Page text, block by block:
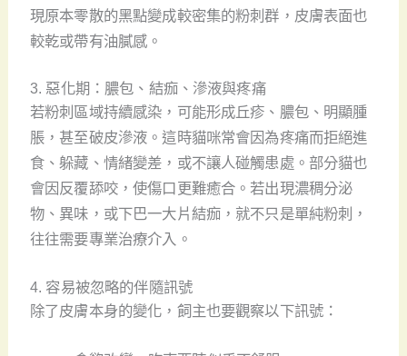
現原本零散的黑點變成較密集的粉刺群，皮膚表面也
較乾或帶有油膩感。
3. 惡化期：膿包、結痂、滲液與疼痛
若粉刺區域持續感染，可能形成丘疹、膿包、明顯腫
脹，甚至破皮滲液。這時貓咪常會因為疼痛而拒絕進
食、躲藏、情緒變差，或不讓人碰觸患處。部分貓也
會因反覆舔咬，使傷口更難癒合。若出現濃稠分泌
物、異味，或下巴一大片結痂，就不只是單純粉刺，
往往需要專業治療介入。
4. 容易被忽略的伴隨訊號
除了皮膚本身的變化，飼主也要觀察以下訊號：